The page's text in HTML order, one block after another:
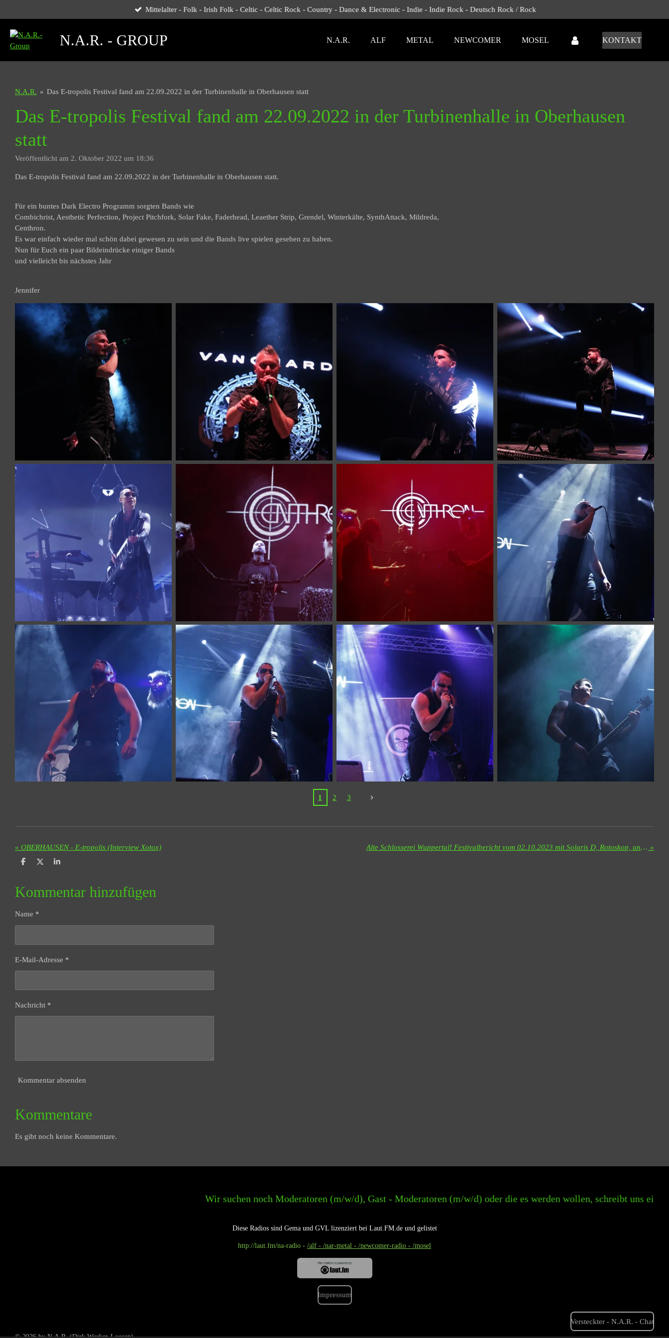
Hauptinhalt
springen
Mittelalter - Folk - Irish Folk - Celtic - Celtic Rock - Country - Dance & Electronic - Indie - Indie Rock - Deutsch Rock / Rock
N.A.R. - GROUP N.A.R. ALF METAL NEWCOMER MOSEL KONTAKT
N.A.R. » Das E-tropolis Festival fand am 22.09.2022 in der Turbinenhalle in Oberhausen statt
Das E-tropolis Festival fand am 22.09.2022 in der Turbinenhalle in Oberhausen
statt
Veröffentlicht am 2. Oktober 2022 um 18:36
Das E-tropolis Festival fand am 22.09.2022 in der Turbinenhalle in Oberhausen statt.
Für ein buntes Dark Electro Programm sorgten Bands wie
Combichrist, Aesthetic Perfection, Project Pitchfork, Solar Fake, Faderhead, Leaether Strip, Grendel, Winterkälte, SynthAttack, Mildreda,
Centhron.
Es war einfach wieder mal schön dabei gewesen zu sein und die Bands live spielen gesehen zu haben.
Nun für Euch ein paar Bildeindrücke einiger Bands
und vielleicht bis nächstes Jahr
Jennifer
1 2 3
« OBERHAUSEN - E-tropolis (Interview Xotox) Alte Schlosserei Wuppertal! Festivalbericht vom 02.10.2023 mit Solaris D, Rotoskop, und The Invinsible Spirit »
T
l
e
T
T
e
Kommentar hinzufügen
Name *
E-Mail-Adresse *
Nachricht *
Kommentar absenden
Kommentare
Es gibt noch keine Kommentare.
Wir suchen noch Moderatoren (m/w/d), Gast - Moderatoren (m/w/d) oder die es werden wollen, schreibt uns einfach an.
Diese Radios sind Gema und GVL lizenziert bei Laut.FM.de und gelistet
http://laut.fm/na-radio - /alf - /nar-metal - /newcomer-radio - /mosel
Impressum
Versteckter - N.A.R. - Chat
© 2026 by N.A.R. (Dirk Worker-Loosen)